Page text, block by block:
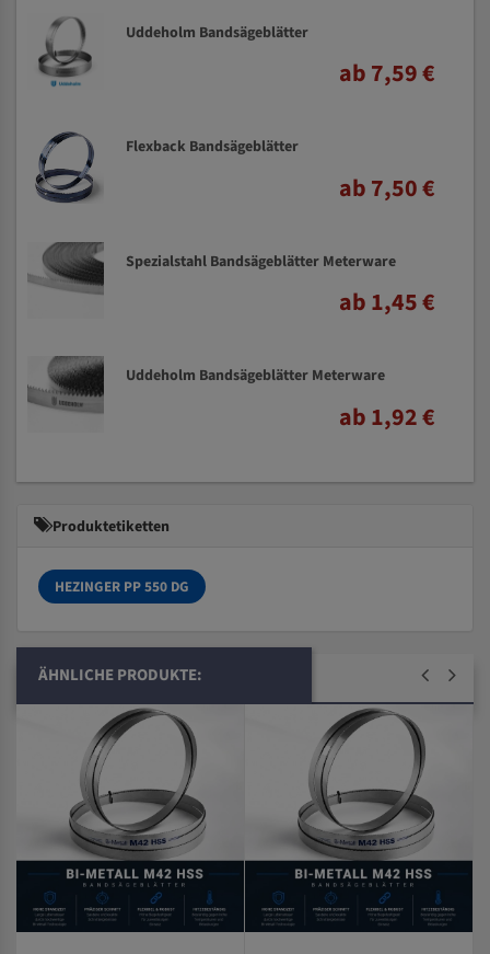
Uddeholm Bandsägeblätter
ab 7,59 €
Flexback Bandsägeblätter
ab 7,50 €
Spezialstahl Bandsägeblätter Meterware
ab 1,45 €
Uddeholm Bandsägeblätter Meterware
ab 1,92 €
Produktetiketten
HEZINGER PP 550 DG
ÄHNLICHE PRODUKTE: